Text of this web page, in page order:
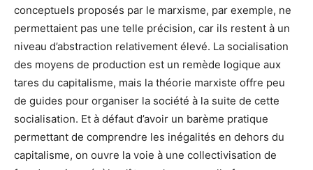
conceptuels proposés par le marxisme, par exemple, ne
permettaient pas une telle précision, car ils restent à un
niveau d’abstraction relativement élevé. La socialisation
des moyens de production est un remède logique aux
tares du capitalisme, mais la théorie marxiste offre peu
de guides pour organiser la société à la suite de cette
socialisation. Et à défaut d’avoir un barème pratique
permettant de comprendre les inégalités en dehors du
capitalisme, on ouvre la voie à une collectivisation de